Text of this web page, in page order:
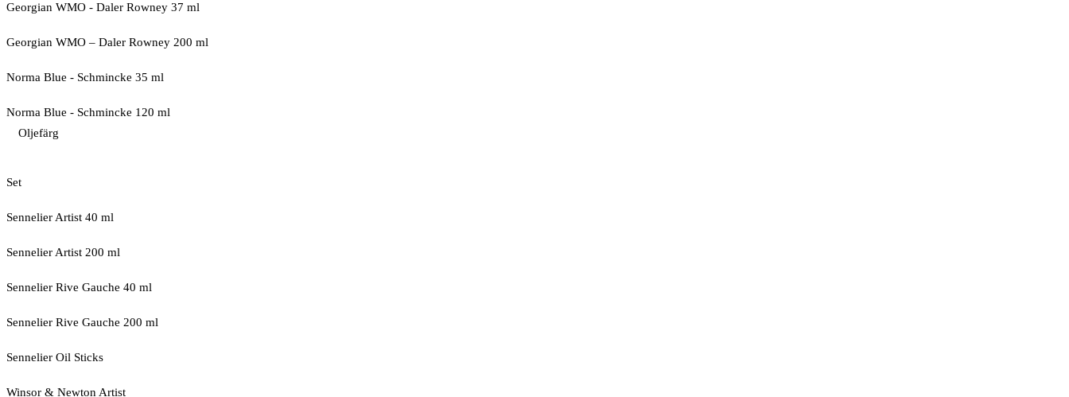
Georgian WMO - Daler Rowney 37 ml
Georgian WMO – Daler Rowney 200 ml
Norma Blue - Schmincke 35 ml
Norma Blue - Schmincke 120 ml
Oljefärg
Set
Sennelier Artist 40 ml
Sennelier Artist 200 ml
Sennelier Rive Gauche 40 ml
Sennelier Rive Gauche 200 ml
Sennelier Oil Sticks
Winsor & Newton Artist